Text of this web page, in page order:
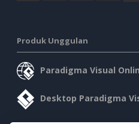
Produk Unggulan
Paradigma Visual
Desktop Paradigma